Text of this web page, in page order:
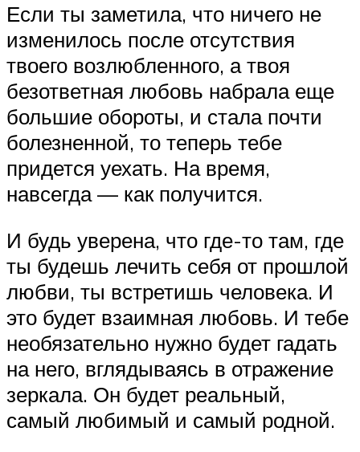
Если ты заметила, что ничего не
изменилось после отсутствия
твоего возлюбленного, а твоя
безответная любовь набрала еще
большие обороты, и стала почти
болезненной, то теперь тебе
придется уехать. На время,
навсегда — как получится.
И будь уверена, что где-то там, где
ты будешь лечить себя от прошлой
любви, ты встретишь человека. И
это будет взаимная любовь. И тебе
необязательно нужно будет гадать
на него, вглядываясь в отражение
зеркала. Он будет реальный,
самый любимый и самый родной.